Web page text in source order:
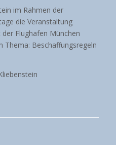
im Rahmen der
die Veranstaltung
Flughafen München
Thema: Beschaffungsregeln